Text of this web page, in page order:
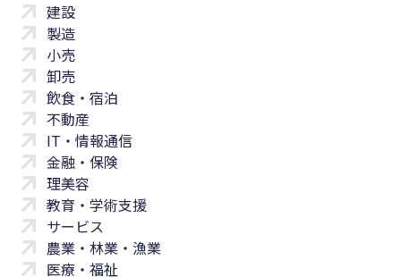
建設
製造
小売
卸売
飲食・宿泊
不動産
IT・情報通信
金融・保険
理美容
教育・学術支援
サービス
農業・林業・漁業
医療・福祉